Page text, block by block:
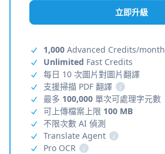
立即升級
1,000 Advanced Credits/month
Unlimited Fast Credits
每日 10 次圖片對圖片翻譯
支援掃描 PDF 翻譯
i
最多 100,000 單次可處理字元數
可上傳檔案上限 100 MB
不限次數 AI 偵測
Translate Agent
i
Pro OCR
i